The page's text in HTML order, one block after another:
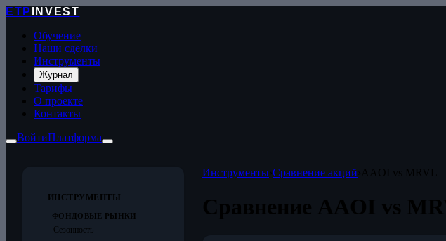
ETP
INVEST
Обучение
Наши сделки
Инструменты
Журнал
Тарифы
О проекте
Контакты
ВойтиПлатформа
ИНСТРУМЕНТЫ
ФОНДОВЫЕ РЫНКИ
Сезонность
Инструменты› Сравнение акций